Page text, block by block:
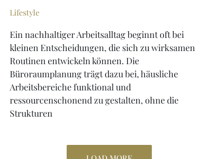
Lifestyle
Ein nachhaltiger Arbeitsalltag beginnt oft bei
kleinen Entscheidungen, die sich zu wirksamen
Routinen entwickeln können. Die
Büroraumplanung trägt dazu bei, häusliche
Arbeitsbereiche funktional und
ressourcenschonend zu gestalten, ohne die
Strukturen